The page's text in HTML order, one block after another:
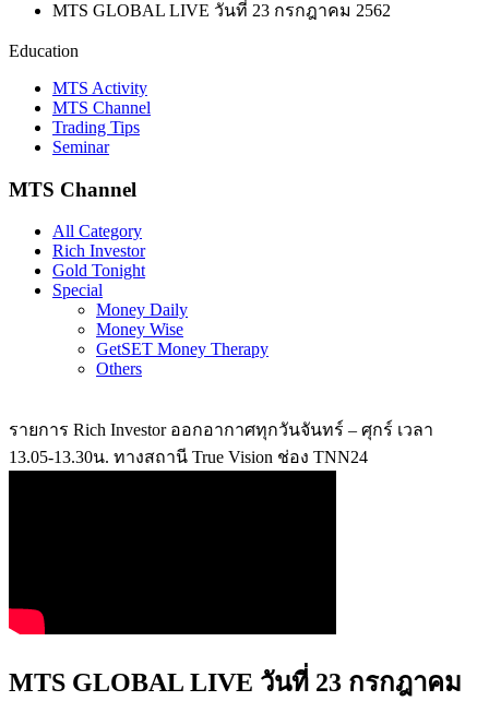
MTS GLOBAL LIVE วันที่ 23 กรกฎาคม 2562
Education
MTS Activity
MTS Channel
Trading Tips
Seminar
MTS Channel
All Category
Rich Investor
Gold Tonight
Special
Money Daily
Money Wise
GetSET Money Therapy
Others
รายการ Rich Investor ออกอากาศทุกวันจันทร์ – ศุกร์ เวลา
13.05-13.30น. ทางสถานี True Vision ช่อง TNN24
MTS GLOBAL LIVE วันที่ 23 กรกฎาคม